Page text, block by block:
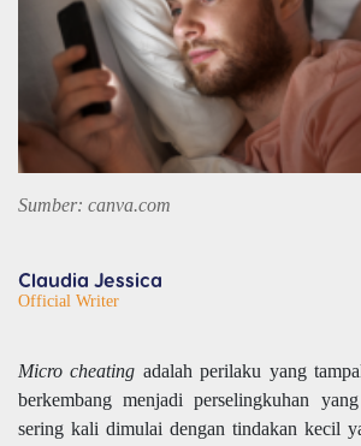
Sumber: canva.com
Claudia Jessica
Official Writer
Micro cheating adalah perilaku yang
berkembang menjadi perselingkuhan
sering kali dimulai dengan tindakan kecil